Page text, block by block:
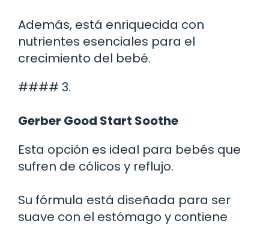
Además, está enriquecida con
nutrientes esenciales para el
crecimiento del bebé.
#### 3.
Gerber Good Start Soothe
Esta opción es ideal para bebés que
sufren de cólicos y reflujo.
Su fórmula está diseñada para ser
suave con el estómago y contiene